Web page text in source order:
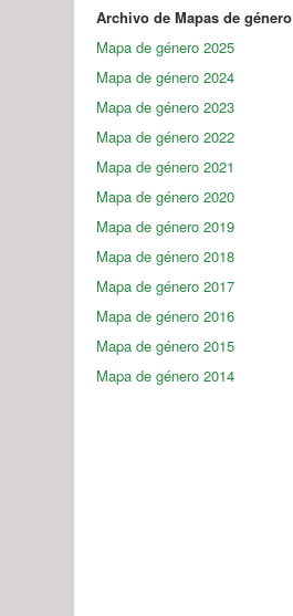
Archivo de Mapas de género
Mapa de género 2025
Mapa de género 2024
Mapa de género 2023
Mapa de género 2022
Mapa de género 2021
Mapa de género 2020
Mapa de género 2019
Mapa de género 2018
Mapa de género 2017
Mapa de género 2016
Mapa de género 2015
Mapa de género 2014